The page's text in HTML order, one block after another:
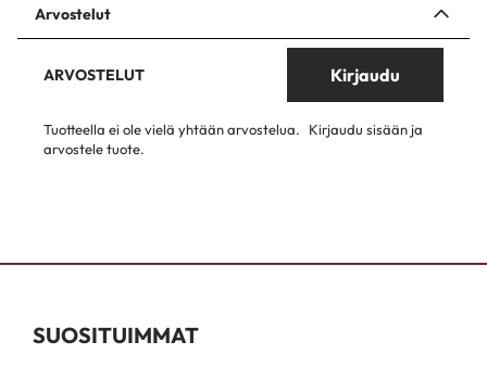
Arvostelut
ARVOSTELUT Kirjaudu
Tuotteella ei ole vielä yhtään arvostelua.
Kirjaudu sisään ja
arvostele tuote.
SUOSITUIMMAT